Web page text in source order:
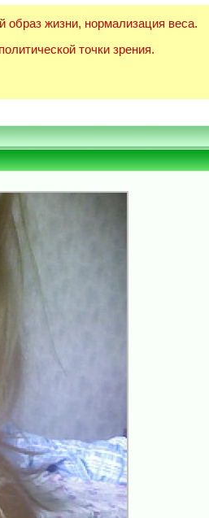
жизни, нормализация веса.
точки зрения.